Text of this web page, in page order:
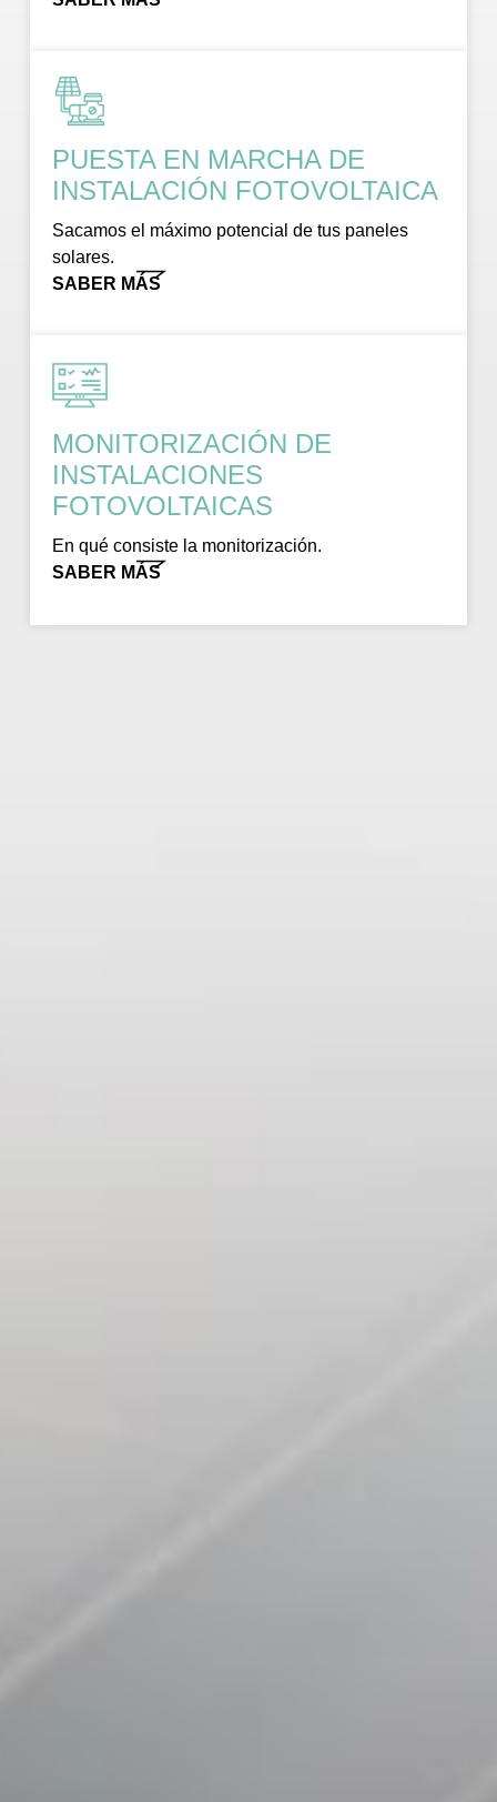
PUESTA EN MARCHA DE
INSTALACIÓN FOTOVOLTAICA
Sacamos el máximo potencial de tus paneles
solares.
SABER MÁS
MONITORIZACIÓN DE
INSTALACIONES
FOTOVOLTAICAS
En qué consiste la monitorización.
SABER MÁS